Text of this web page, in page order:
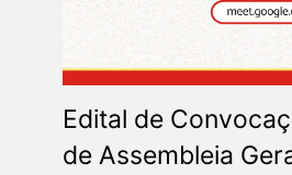
Edital de
de Assembleia